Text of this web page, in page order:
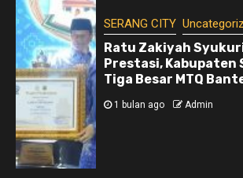
SERANG CITY
Ratu Zakiyah
Prestasi, Kabupaten
Tiga Besar MTQ
1 bulan ago Admin